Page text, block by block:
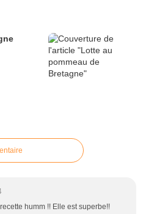
humm !! Elle est superbe!!